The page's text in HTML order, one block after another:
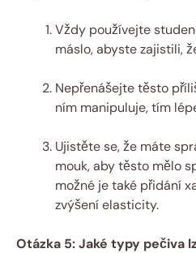
Vždy používejte
máslo, abyste zajistili,
Nepřenášejte těsto
ním manipuluje, tím
Ujistěte se, že máte
mouk, aby těsto mělo
možné je také přidání
zvýšení elasticity.
Otázka 5: Jaké typy pečiva